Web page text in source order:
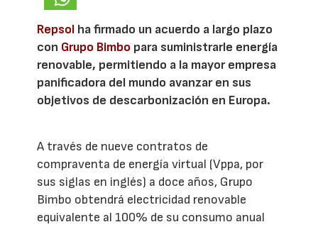
Repsol ha firmado un acuerdo a largo plazo
con Grupo Bimbo para suministrarle energía
renovable, permitiendo a la mayor empresa
panificadora del mundo avanzar en sus
objetivos de descarbonización en Europa.
A través de nueve contratos de
compraventa de energía virtual (Vppa, por
sus siglas en inglés) a doce años, Grupo
Bimbo obtendrá electricidad renovable
equivalente al 100% de su consumo anual